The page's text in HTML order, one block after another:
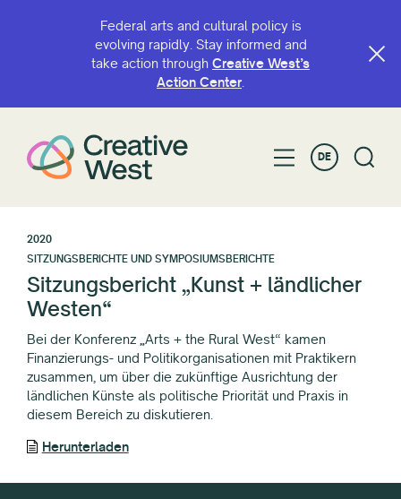
Federal arts and cultural policy is
evolving rapidly. Stay informed and
take action through Creative West’s
Action Center.
DE
2020
SITZUNGSBERICHTE UND SYMPOSIUMSBERICHTE
Sitzungsbericht „Kunst + ländlicher
Westen“
Bei der Konferenz „Arts + the Rural West“ kamen
Finanzierungs- und Politikorganisationen mit Praktikern
zusammen, um über die zukünftige Ausrichtung der
ländlichen Künste als politische Priorität und Praxis in
diesem Bereich zu diskutieren.
Herunterladen